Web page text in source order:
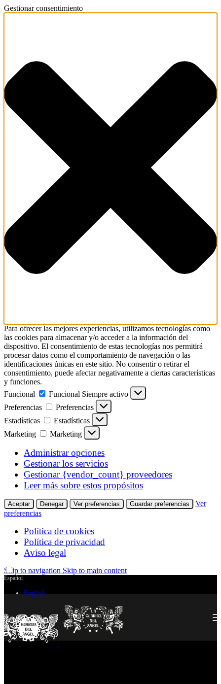
Gestionar consentimiento
Para ofrecer las mejores experiencias, utilizamos tecnologías como
las cookies para almacenar y/o acceder a la información del
dispositivo. El consentimiento de estas tecnologías nos permitirá
procesar datos como el comportamiento de navegación o las
identificaciones únicas en este sitio. No consentir o retirar el
consentimiento, puede afectar negativamente a ciertas características
y funciones.
Funcional
Funcional Siempre activo
Preferencias
Preferencias
Estadísticas
Estadísticas
Marketing
Marketing
Administrar opciones
Gestionar los servicios
Gestionar {vendor_count} proveedores
Leer más sobre estos propósitos
Aceptar Denegar Ver preferencias Guardar preferencias
Ver
preferencias
Política de cookies
Política de privacidad
Aviso legal
Skip to navigation Skip to main content
Español
English